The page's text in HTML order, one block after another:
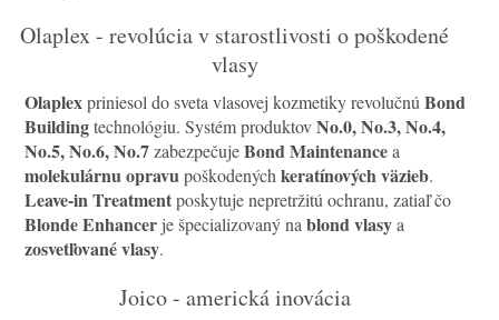
Olaplex - revolúcia v starostlivosti o poškodené
vlasy
Olaplexpriniesol do sveta vlasovej kozmetiky revolučnú Bond
Buildingtechnológiu. Systém produktovNo.0, No.3, No.4,
No.5, No.6, No.7zabezpečujeBond Maintenancea
molekulárnu opravu poškodených keratínových väzieb.
Leave-in Treatmentposkytuje nepretržitú ochranu, zatiaľ čo
Blonde Enhancerje špecializovaný na blond vlasya
zosvetľované vlasy.
Joico - americká inovácia